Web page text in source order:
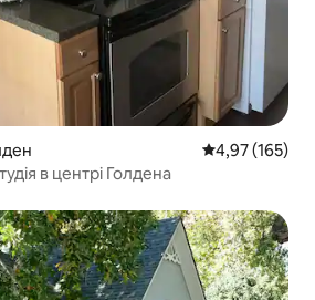
Середня
4,97 (165)
в центрі Голдена